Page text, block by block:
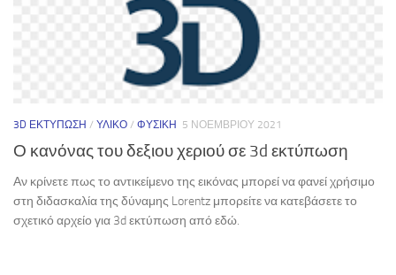
3D ΕΚΤΎΠΩΣΗ / ΥΛΙΚΌ / ΦΥΣΙΚΉ 5 ΝΟΕΜΒΡΊΟΥ 2021
Ο κανόνας του δεξιου χεριού σε 3d εκτύπωση
Αν κρίνετε πως το αντικείμενο της εικόνας μπορεί να φανεί χρήσιμο
στη διδασκαλία της δύναμης Lorentz μπορείτε να κατεβάσετε το
σχετικό αρχείο για 3d εκτύπωση από εδώ.